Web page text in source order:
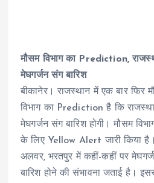
मौसम विभाग का Prediction,
मेघगर्जन संग बारिश
बीकानेर। राजस्थान में एक बार फिर
विभाग का Prediction है कि
मेघगर्जन संग बारिश होगी। मौसम
के लिए Yellow Alert जारी किया
अलवर, भरतपुर में कहीं-कहीं पर
बारिश होने की संभावना जताई है।